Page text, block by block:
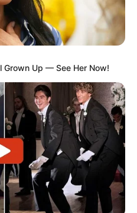
Grown Up — See Her Now!